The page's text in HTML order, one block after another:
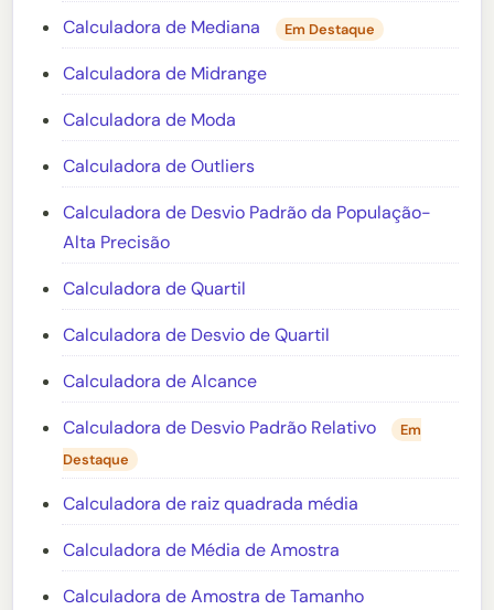
Calculadora de Mediana
Em Destaque
Calculadora de Midrange
Calculadora de Moda
Calculadora de Outliers
Calculadora de Desvio Padrão da População-
Alta Precisão
Calculadora de Quartil
Calculadora de Desvio de Quartil
Calculadora de Alcance
Calculadora de Desvio Padrão Relativo
Em
Destaque
Calculadora de raiz quadrada média
Calculadora de Média de Amostra
Calculadora de Amostra de Tamanho